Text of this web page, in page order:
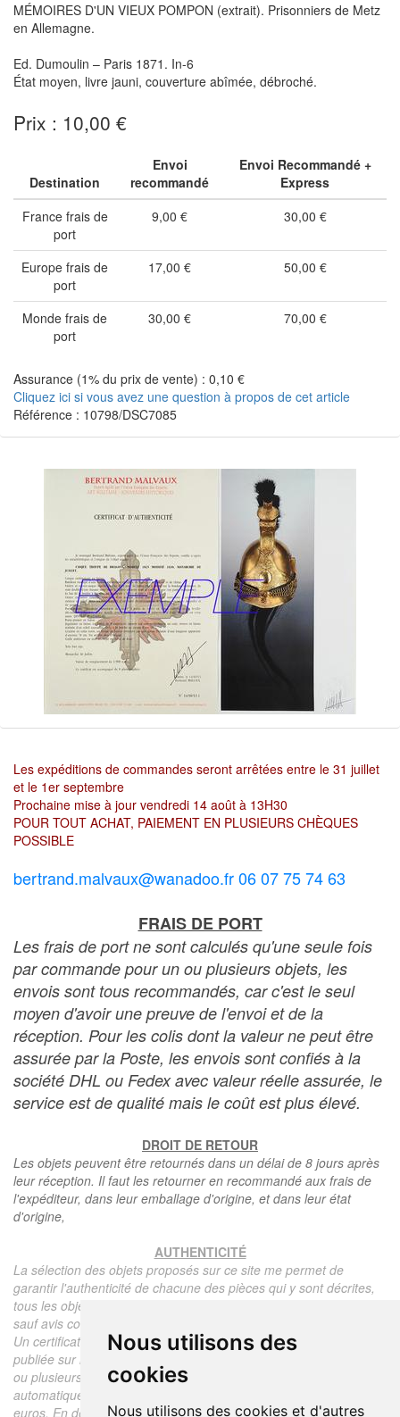
Nous utilisons des
cookies
Nous utilisons des cookies et d'autres
MÉMOIRES D'UN VIEUX POMPON (extrait). Prisonniers de Metz
en Allemagne.
Ed. Dumoulin – Paris 1871. In-6
État moyen, livre jauni, couverture abîmée, débroché.
Prix : 10,00 €
Destination
Envoi
recommandé
Envoi Recommandé +
Express
France frais de
port
9,00 € 30,00 €
Europe frais de
port
17,00 € 50,00 €
Monde frais de
port
30,00 € 70,00 €
Assurance (1% du prix de vente) : 0,10 €
Cliquez ici si vous avez une question à propos de cet article
Référence : 10798/DSC7085
Les expéditions de commandes seront arrêtées entre le 31 juillet
et le 1er septembre
Prochaine mise à jour vendredi 14 août à 13H30
POUR TOUT ACHAT, PAIEMENT EN PLUSIEURS CHÈQUES
POSSIBLE
bertrand.malvaux@wanadoo.fr 06 07 75 74 63
FRAIS DE PORT
Les frais de port ne sont calculés qu'une seule fois
par commande pour un ou plusieurs objets, les
envois sont tous recommandés, car c'est le seul
moyen d'avoir une preuve de l'envoi et de la
réception. Pour les colis dont la valeur ne peut être
assurée par la Poste, les envois sont confiés à la
société DHL ou Fedex avec valeur réelle assurée, le
service est de qualité mais le coût est plus élevé.
DROIT DE RETOUR
Les objets peuvent être retournés dans un délai de 8 jours après
leur réception. Il faut les retourner en recommandé aux frais de
l'expéditeur, dans leur emballage d'origine, et dans leur état
d'origine,
AUTHENTICITÉ
La sélection des objets proposés sur ce site me permet de
garantir l'authenticité de chacune des pièces qui y sont décrites,
tous les objets proposés sont garantis d'époque et authentiques,
sauf avis contraire ou restriction dans la description.
Un certificat d'authenticité de l'objet reprenant la description
publiée sur le site, l'époque, le prix de vente, accompagné d'une
ou plusieurs photographies en couleurs est communiqué
automatiquement pour tout objet dont le prix est supérieur à 130
euros. En dessous de ce prix chaque certificat est facturé 5